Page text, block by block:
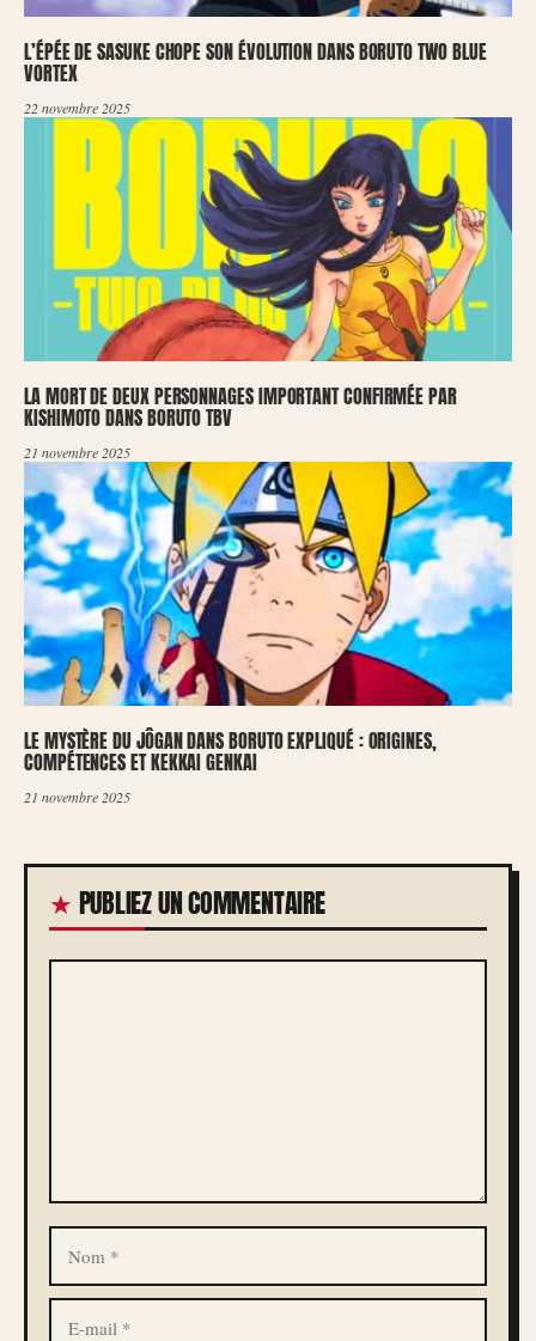
L’ÉPÉE DE SASUKE CHOPE SON ÉVOLUTION DANS BORUTO TWO BLUE
VORTEX
22 novembre 2025
LA MORT DE DEUX PERSONNAGES IMPORTANT CONFIRMÉE PAR
KISHIMOTO DANS BORUTO TBV
21 novembre 2025
LE MYSTÈRE DU JÔGAN DANS BORUTO EXPLIQUÉ : ORIGINES,
COMPÉTENCES ET KEKKAI GENKAI
21 novembre 2025
PUBLIEZ UN COMMENTAIRE
COMMENTAIRE
NOM
E-
MAIL